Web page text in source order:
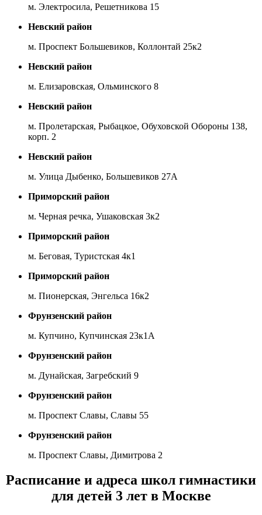
м. Электросила, Решетникова 15
Невский район
м. Проспект Большевиков, Коллонтай 25к2
Невский район
м. Елизаровская, Ольминского 8
Невский район
м. Пролетарская, Рыбацкое, Обуховской Обороны 138,
корп. 2
Невский район
м. Улица Дыбенко, Большевиков 27А
Приморский район
м. Черная речка, Ушаковская 3к2
Приморский район
м. Беговая, Туристская 4к1
Приморский район
м. Пионерская, Энгельса 16к2
Фрунзенский район
м. Купчино, Купчинская 23к1А
Фрунзенский район
м. Дунайская, Загребский 9
Фрунзенский район
м. Проспект Славы, Славы 55
Фрунзенский район
м. Проспект Славы, Димитрова 2
Расписание и адреса школ гимнастики
для детей 3 лет в Москве